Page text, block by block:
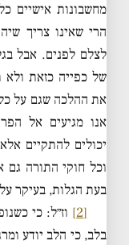
מחשבונות אישיים
הרי שאינו צריך
לצלם לפנים. אבל
של כפייה כזאת ולא
את ההלכה שגם על כל
אנו מגיעים אל
יכולים להתקיים
וכל חוקי התורה גם
בעת הגלות, בעיקר
[2]
וז״ל: כי
בלב, כי הלב יודע